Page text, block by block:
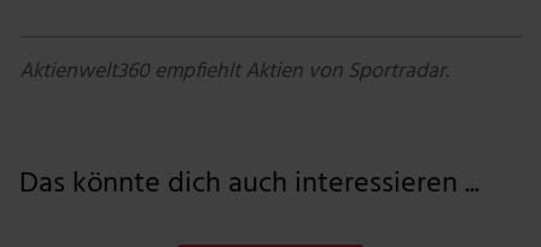
Aktienwelt360 empfiehlt Aktien von Sportradar.
Das könnte dich auch interessieren ...